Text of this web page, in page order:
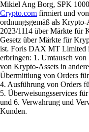
Mikiel Ang Borg, SPK
Crypto.com firmiert und
ordnungsgemäß als
2023/1114 über Märkte für
Gesetz über Märkte für
ist. Foris DAX MT Limited
erbringen: 1. Umtausch
von Krypto-Assets in
Übermittlung von Orders
4. Ausführung von Orders
5. Überweisungsservices
und 6. Verwahrung und
Kunden.